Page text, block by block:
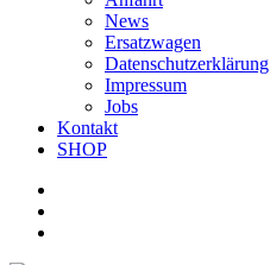
News
Ersatzwagen
Datenschutzerklärung
Impressum
Jobs
Kontakt
SHOP